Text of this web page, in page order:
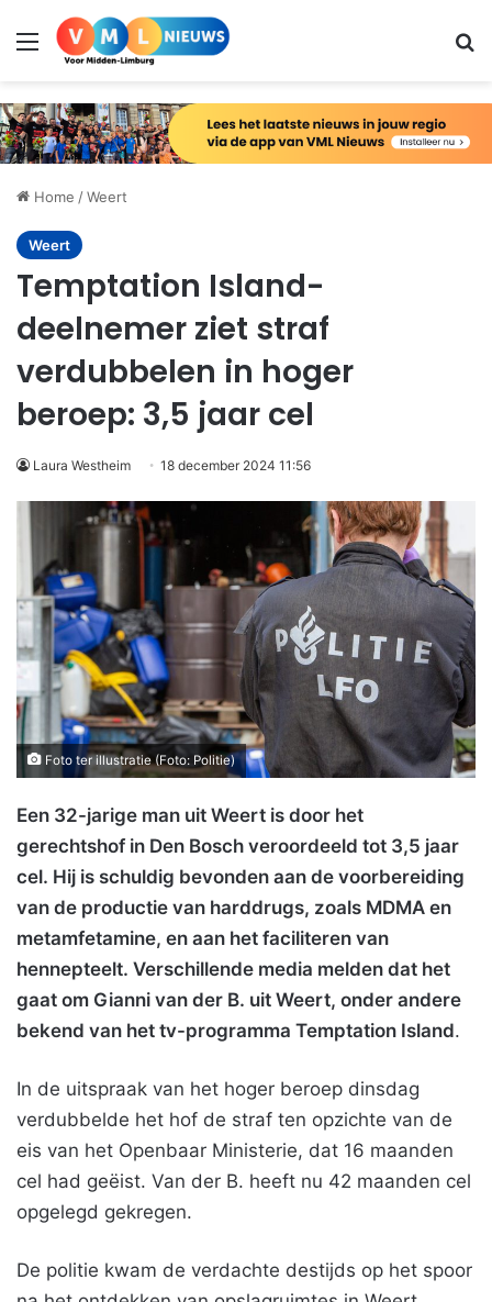
Menu
Home /Weert
Weert
Temptation Island-
deelnemer ziet straf
verdubbelen in hoger
beroep: 3,5 jaar cel
Laura Westheim 18 december 2024 11:56
Foto ter illustratie (Foto: Politie)
Een 32-jarige man uit Weert is door het
gerechtshof in Den Bosch veroordeeld tot 3,5 jaar
cel. Hij is schuldig bevonden aan de voorbereiding
van de productie van harddrugs, zoals MDMA en
metamfetamine, en aan het faciliteren van
hennepteelt. Verschillende media melden dat het
gaat om Gianni van der B. uit Weert, onder andere
bekend van het tv-programma Temptation Island.
In de uitspraak van het hoger beroep dinsdag
verdubbelde het hof de straf ten opzichte van de
eis van het Openbaar Ministerie, dat 16 maanden
cel had geëist. Van der B. heeft nu 42 maanden cel
opgelegd gekregen.
De politie kwam de verdachte destijds op het spoor